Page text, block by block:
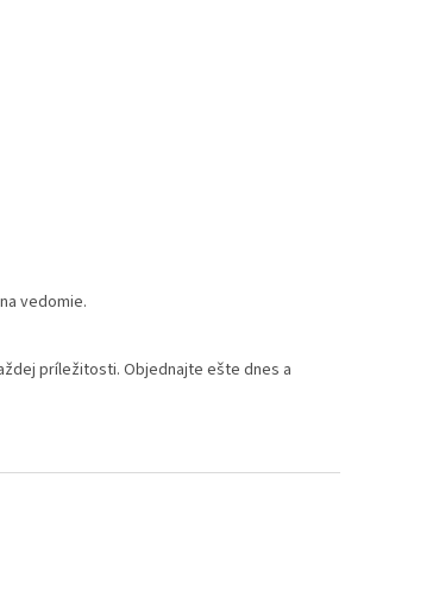
vedomie.
príležitosti. Objednajte ešte dnes a